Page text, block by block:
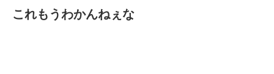
これもうわかんねぇな